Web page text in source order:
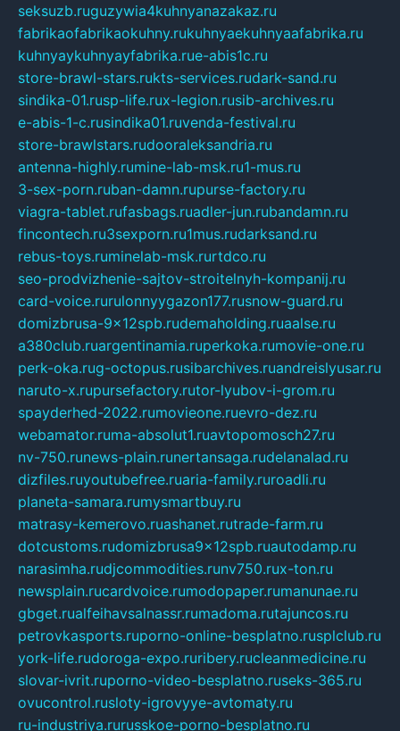
seksuzb.ruguzywia4kuhnyanazakaz.ru
fabrikaofabrikaokuhny.rukuhnyaekuhnyaafabrika.ru
kuhnyaykuhnyayfabrika.rue-abis1c.ru
store-brawl-stars.rukts-services.rudark-sand.ru
sindika-01.rusp-life.rux-legion.rusib-archives.ru
e-abis-1-c.rusindika01.ruvenda-festival.ru
store-brawlstars.rudooraleksandria.ru
antenna-highly.rumine-lab-msk.ru1-mus.ru
3-sex-porn.ruban-damn.rupurse-factory.ru
viagra-tablet.rufasbags.ruadler-jun.rubandamn.ru
fincontech.ru3sexporn.ru1mus.rudarksand.ru
rebus-toys.ruminelab-msk.rurtdco.ru
seo-prodvizhenie-sajtov-stroitelnyh-kompanij.ru
card-voice.rurulonnyygazon177.rusnow-guard.ru
domizbrusa-9x12spb.rudemaholding.ruaalse.ru
a380club.ruargentinamia.ruperkoka.rumovie-one.ru
perk-oka.rug-octopus.rusibarchives.ruandreislyusar.ru
naruto-x.rupursefactory.rutor-lyubov-i-grom.ru
spayderhed-2022.rumovieone.ruevro-dez.ru
webamator.ruma-absolut1.ruavtopomosch27.ru
nv-750.runews-plain.runertansaga.rudelanalad.ru
dizfiles.ruyoutubefree.ruaria-family.ruroadli.ru
planeta-samara.rumysmartbuy.ru
matrasy-kemerovo.ruashanet.rutrade-farm.ru
dotcustoms.rudomizbrusa9x12spb.ruautodamp.ru
narasimha.rudjcommodities.runv750.rux-ton.ru
newsplain.rucardvoice.rumodopaper.rumanunae.ru
gbget.rualfeihavsalnassr.rumadoma.rutajuncos.ru
petrovkasports.ruporno-online-besplatno.rusplclub.ru
york-life.rudoroga-expo.ruribery.rucleanmedicine.ru
slovar-ivrit.ruporno-video-besplatno.ruseks-365.ru
ovucontrol.rusloty-igrovyye-avtomaty.ru
ru-industriya.rurusskoe-porno-besplatno.ru